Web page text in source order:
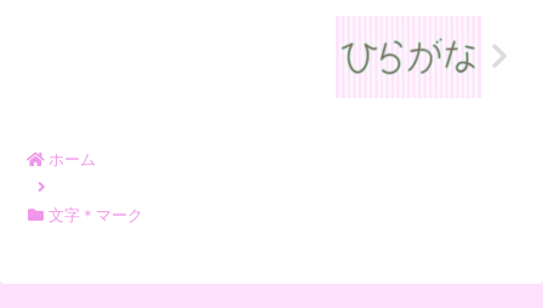
ホーム
文字＊マーク